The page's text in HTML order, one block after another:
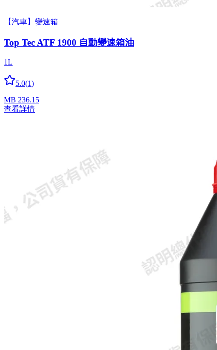
【汽車】變速箱
Top Tec ATF 1900 自動變速箱油
1L
5.0(1)
MB 236.15
查看詳情